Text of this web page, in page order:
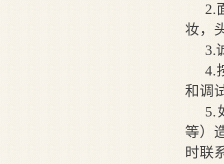
2.
妆，
3.
4.
和调
5.
等）
时联